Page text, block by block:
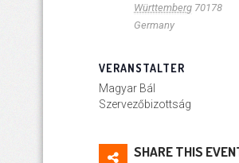
Württemberg 70178
Germany
VERANSTALTER
Magyar Bál
Szervezőbizottság
SHARE THIS